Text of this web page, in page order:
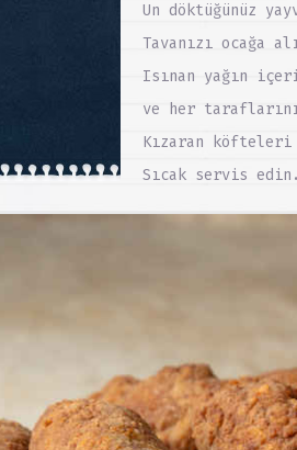
Un döktüğünüz
Tavanızı ocağa
Isınan yağın
ve her
Kızaran
Sıcak servis edin.